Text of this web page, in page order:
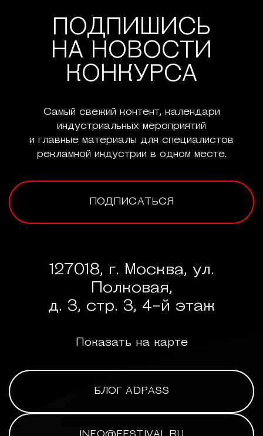
ПОДПИШИСЬ
НА НОВОСТИ
КОНКУРСА
Самый свежий контент, календари
индустриальных мероприятий
и главные материалы для специалистов
рекламной индустрии в одном месте.
ПОДПИСАТЬСЯ
127018, г. Москва, ул.
Полковая,
д. 3, стр. 3, 4-й этаж
Показать на карте
БЛОГ ADPASS